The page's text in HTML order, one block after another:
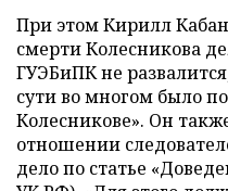
При этом Кирилл
смерти Колесникова
ГУЭБиПК не
сути во многом было
Колесникове». Он
отношении
дело по статье